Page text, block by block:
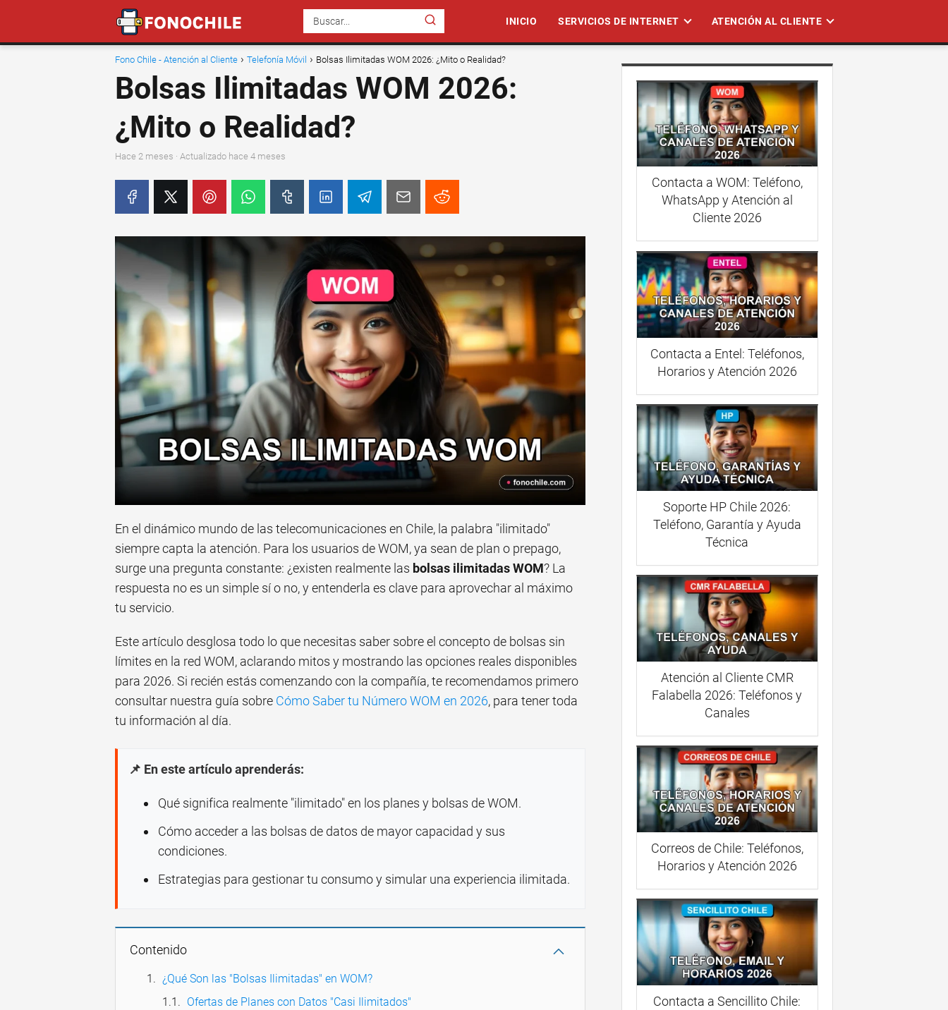
INICIO SERVICIOS DE INTERNET ATENCIÓN AL CLIENTE
Fono Chile - Atención al Cliente Telefonía Móvil Bolsas Ilimitadas WOM 2026: ¿Mito o Realidad?
Bolsas Ilimitadas WOM 2026:
¿Mito o Realidad?
hace 2 meses · Actualizado hace 4 meses
En el dinámico mundo de las telecomunicaciones en Chile, la palabra "ilimitado"
siempre capta la atención. Para los usuarios de WOM, ya sean de plan o prepago,
surge una pregunta constante: ¿existen realmente las bolsas ilimitadas WOM? La
respuesta no es un simple sí o no, y entenderla es clave para aprovechar al máximo
tu servicio.
Este artículo desglosa todo lo que necesitas saber sobre el concepto de bolsas sin
límites en la red WOM, aclarando mitos y mostrando las opciones reales disponibles
para 2026. Si recién estás comenzando con la compañía, te recomendamos primero
consultar nuestra guía sobre Cómo Saber tu Número WOM en 2026, para tener toda
tu información al día.
📌 En este artículo aprenderás:
Qué significa realmente "ilimitado" en los planes y bolsas de WOM.
Cómo acceder a las bolsas de datos de mayor capacidad y sus
condiciones.
Estrategias para gestionar tu consumo y simular una experiencia ilimitada.
Contenido
¿Qué Son las "Bolsas Ilimitadas" en WOM?
Ofertas de Planes con Datos "Casi Ilimitados"
Contacta a WOM: Teléfono,
WhatsApp y Atención al
Cliente 2026
Contacta a Entel: Teléfonos,
Horarios y Atención 2026
Soporte HP Chile 2026:
Teléfono, Garantía y Ayuda
Técnica
Atención al Cliente CMR
Falabella 2026: Teléfonos y
Canales
Correos de Chile: Teléfonos,
Horarios y Atención 2026
Contacta a Sencillito Chile: